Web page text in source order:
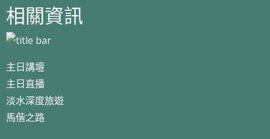
相關資訊
主日講壇
主日直播
淡水深度旅遊
馬偕之路